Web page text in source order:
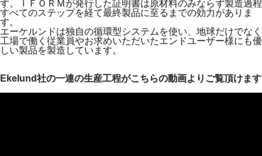
す。ＩＦＯＲＭが発行した証明書は原材料のみならず製造過程
すべてのステップを経て最終製品に至るまでの効力がありま
す。
エーケルンドは独自の循環型システムを使い、地球だけでなく
工場で働く従業員やお求めいただいたエンドユーザー様にも優
しい製品を製造しています。
Ekelund社の一連の生産工程がこちらの動画よりご覧頂けます